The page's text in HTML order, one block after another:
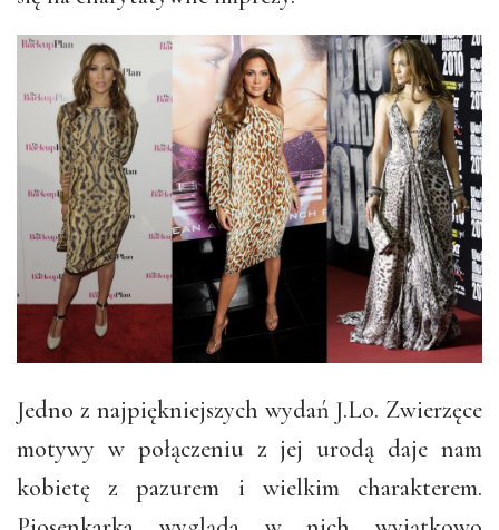
Jedno z najpiękniejszych wydań J.Lo. Zwierzęce
motywy w połączeniu z jej urodą daje nam
kobietę z pazurem i wielkim charakterem.